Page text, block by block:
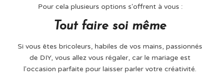
Pour cela plusieurs options s'offrent à vous :
Tout faire soi même
Si vous êtes bricoleurs, habiles de vos mains, passionnés
de DIY, vous allez vous régaler, car le mariage est
l'occasion parfaite pour laisser parler votre créativité.